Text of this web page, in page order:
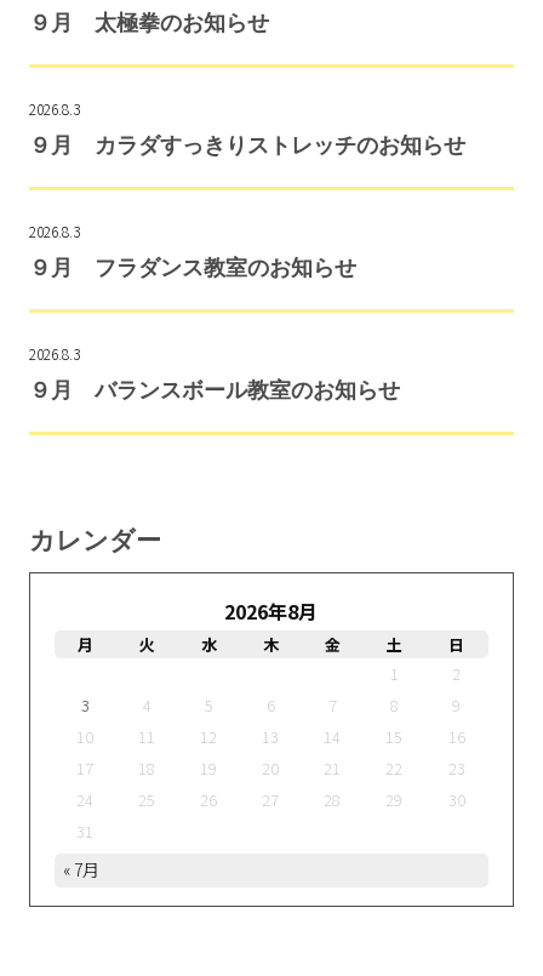
９月 太極拳のお知らせ
2026.8.3
９月 カラダすっきりストレッチのお知らせ
2026.8.3
９月 フラダンス教室のお知らせ
2026.8.3
９月 バランスボール教室のお知らせ
カレンダー
2026年8月
月 火 水 木 金 土
日
1
2
3
4 5 6 7 8
9
10
11 12 13 14 15
16
17
18 19 20 21 22
23
24
25 26 27 28 29
30
31
« 7月